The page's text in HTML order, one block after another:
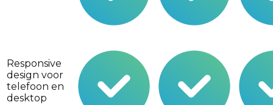
Responsive
design voor
telefoon en
desktop